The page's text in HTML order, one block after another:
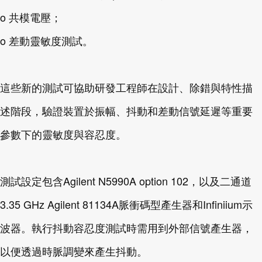
o 共模電壓；
o 差動靈敏度測試。
這些新的測試可協助研發工程師在設計、除錯與特性描
述階段，驗證裝置於振幅、抖動和差動信號延遲等重要
參數下的靈敏度與容忍度。
測試設定包含Agilent N5990A option 102，以及二通道
3.35 GHz Agilent 81134A脈衝碼型產生器和Infiniium示
波器。執行抖動容忍度測試時需用到外部信號產生器，
以便透過時脈調變來產生抖動。